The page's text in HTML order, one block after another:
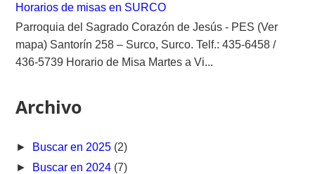
Horarios de misas en SURCO
Parroquia del Sagrado Corazón de Jesús - PES (Ver
mapa) Santorín 258 – Surco, Surco. Telf.: 435-6458 /
436-5739 Horario de Misa Martes a Vi...
Archivo
► Buscar en 2025 (2)
► Buscar en 2024 (7)